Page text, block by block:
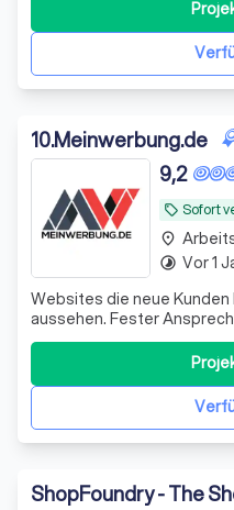
Unser freundliches
schnell, lösungsorientiert
10.Meinwerbung.de
local_offer Sofort
9,2
Websites die neue
aussehen. Fester
& 100% Geld-zurück-
place
timelapse Vor 1
ShopFoundry - The